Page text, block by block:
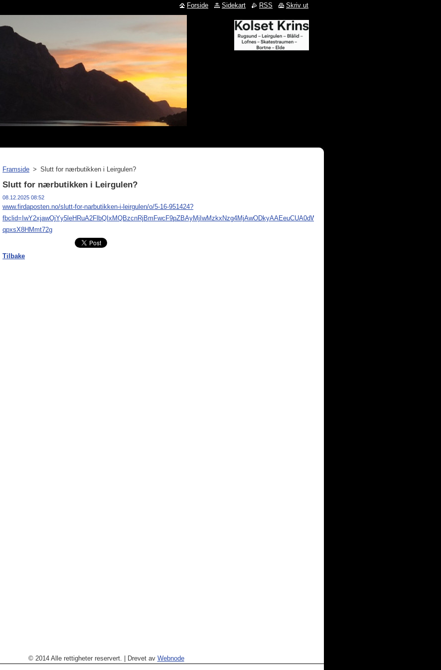
Framside > Slutt for nærbutikken i Leirgulen?
Slutt for nærbutikken i Leirgulen?
08.12.2025 08:52
www.firdaposten.no/slutt-for-narbutikken-i-leirgulen/o/5-16-951424?
qpxsX8HMmt72g
Tilbake
Forside Sidekart RSS Skriv ut
© 2014 Alle rettigheter reservert. Drevet av Webnode